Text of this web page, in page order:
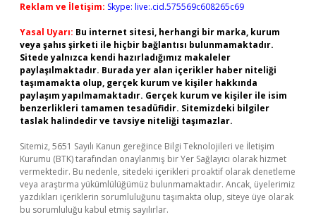
Reklam ve İletişim: Skype: live:.cid.575569c608265c69
Yasal Uyarı: Bu internet sitesi, herhangi bir marka, kurum
veya şahıs şirketi ile hiçbir bağlantısı bulunmamaktadır.
Sitede yalnızca kendi hazırladığımız makaleler
paylaşılmaktadır. Burada yer alan içerikler haber niteliği
taşımamakta olup, gerçek kurum ve kişiler hakkında
paylaşım yapılmamaktadır. Gerçek kurum ve kişiler ile isim
benzerlikleri tamamen tesadüfidir. Sitemizdeki bilgiler
taslak halindedir ve tavsiye niteliği taşımazlar.
Sitemiz, 5651 Sayılı Kanun gereğince Bilgi Teknolojileri ve İletişim
Kurumu (BTK) tarafından onaylanmış bir Yer Sağlayıcı olarak hizmet
vermektedir. Bu nedenle, sitedeki içerikleri proaktif olarak denetleme
veya araştırma yükümlülüğümüz bulunmamaktadır. Ancak, üyelerimiz
yazdıkları içeriklerin sorumluluğunu taşımakta olup, siteye üye olarak
bu sorumluluğu kabul etmiş sayılırlar.